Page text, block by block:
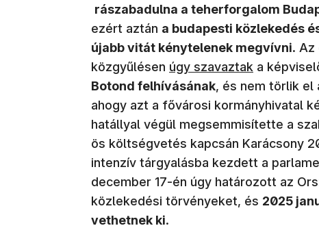
rászabadulna a teherforgalom
ezért aztán a budapesti közlekedés
újabb vitát kénytelenek megvívni. Az
közgyűlésen (új ablakban nyílik meg)
úgy szavaztak a
Botond felhívásának, és nem törlik el
ahogy azt a fővárosi kormányhivatal
hatállyal végül megsemmisítette a
ös költségvetés kapcsán Karácsony
intenzív tárgyalásba kezdett a
december 17-én úgy határozott az
közlekedési törvényeket, és 2025
vethetnek ki.